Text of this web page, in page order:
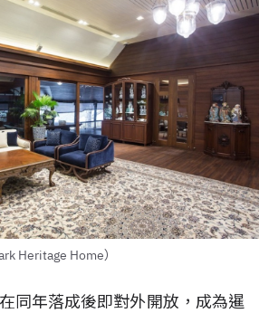
Heritage Home）
同年落成後即對外開放，成為暹